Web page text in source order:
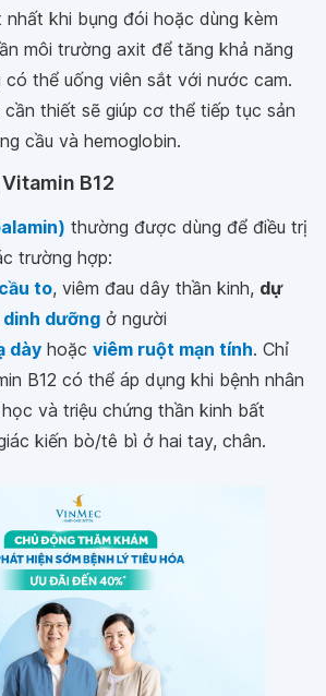
khi bụng đói hoặc dùng kèm
môi trường axit để tăng khả năng
có thể uống viên sắt với nước cam.
thiết sẽ giúp cơ thể tiếp tục sản
cầu và hemoglobin.
B12
thường được dùng để điều trị
trường hợp:
to, viêm đau dây thần kinh, dự
dưỡng ở người
dày hoặc viêm ruột mạn tính. Chỉ
B12 có thể áp dụng khi bệnh nhân
và triệu chứng thần kinh bất
kiến bò/tê bì ở hai tay, chân.